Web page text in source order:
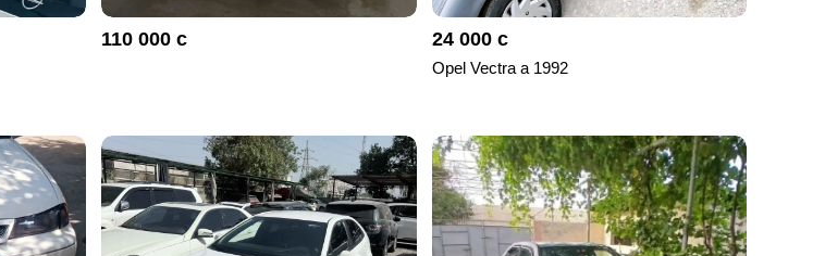
110 000 с 24 000 с
Opel Vectra a 1992